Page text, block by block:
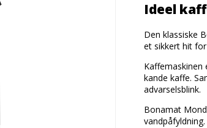
Ideel
Den klassiske
et sikkert hit
Kaffemaskinen
kande kaffe.
advarselsblink.
Bonamat
vandpåfyldning.